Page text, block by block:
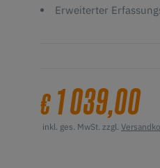
Erweiterter
€ 1 039,00
inkl. ges. MwSt. zzgl.